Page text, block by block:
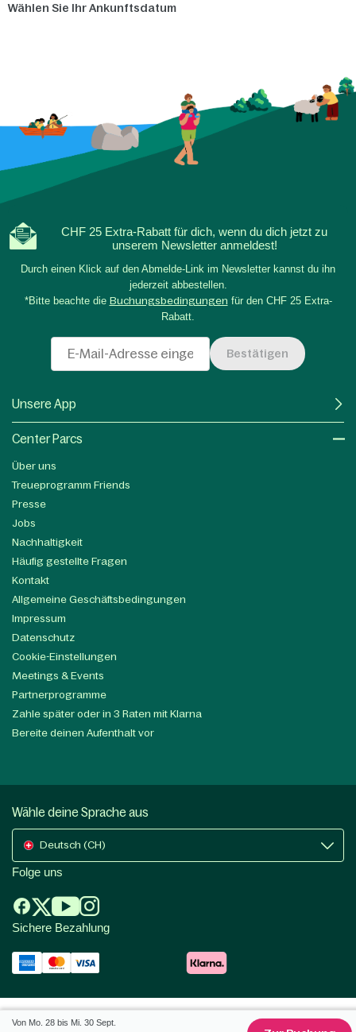
Von Mo. 28 bis Mi. 30 Sept.
Wählen Sie Ihr Ankunftsdatum
CHF 25 Extra-Rabatt für dich, wenn du dich jetzt zu
unserem Newsletter anmeldest!
Durch einen Klick auf den Abmelde-Link im Newsletter kannst du ihn
jederzeit abbestellen.
*Bitte beachte die Buchungsbedingungen für den CHF 25 Extra-
Rabatt.
Bestätigen
Unsere App
Center Parcs
Über uns
Treueprogramm Friends
Presse
Jobs
Nachhaltigkeit
Häufig gestellte Fragen
Kontakt
Allgemeine Geschäftsbedingungen
Impressum
Datenschutz
Cookie-Einstellungen
Meetings & Events
Partnerprogramme
Zahle später oder in 3 Raten mit Klarna
Bereite deinen Aufenthalt vor
Wähle deine Sprache aus
Deutsch (CH)
Folge uns
Sichere Bezahlung